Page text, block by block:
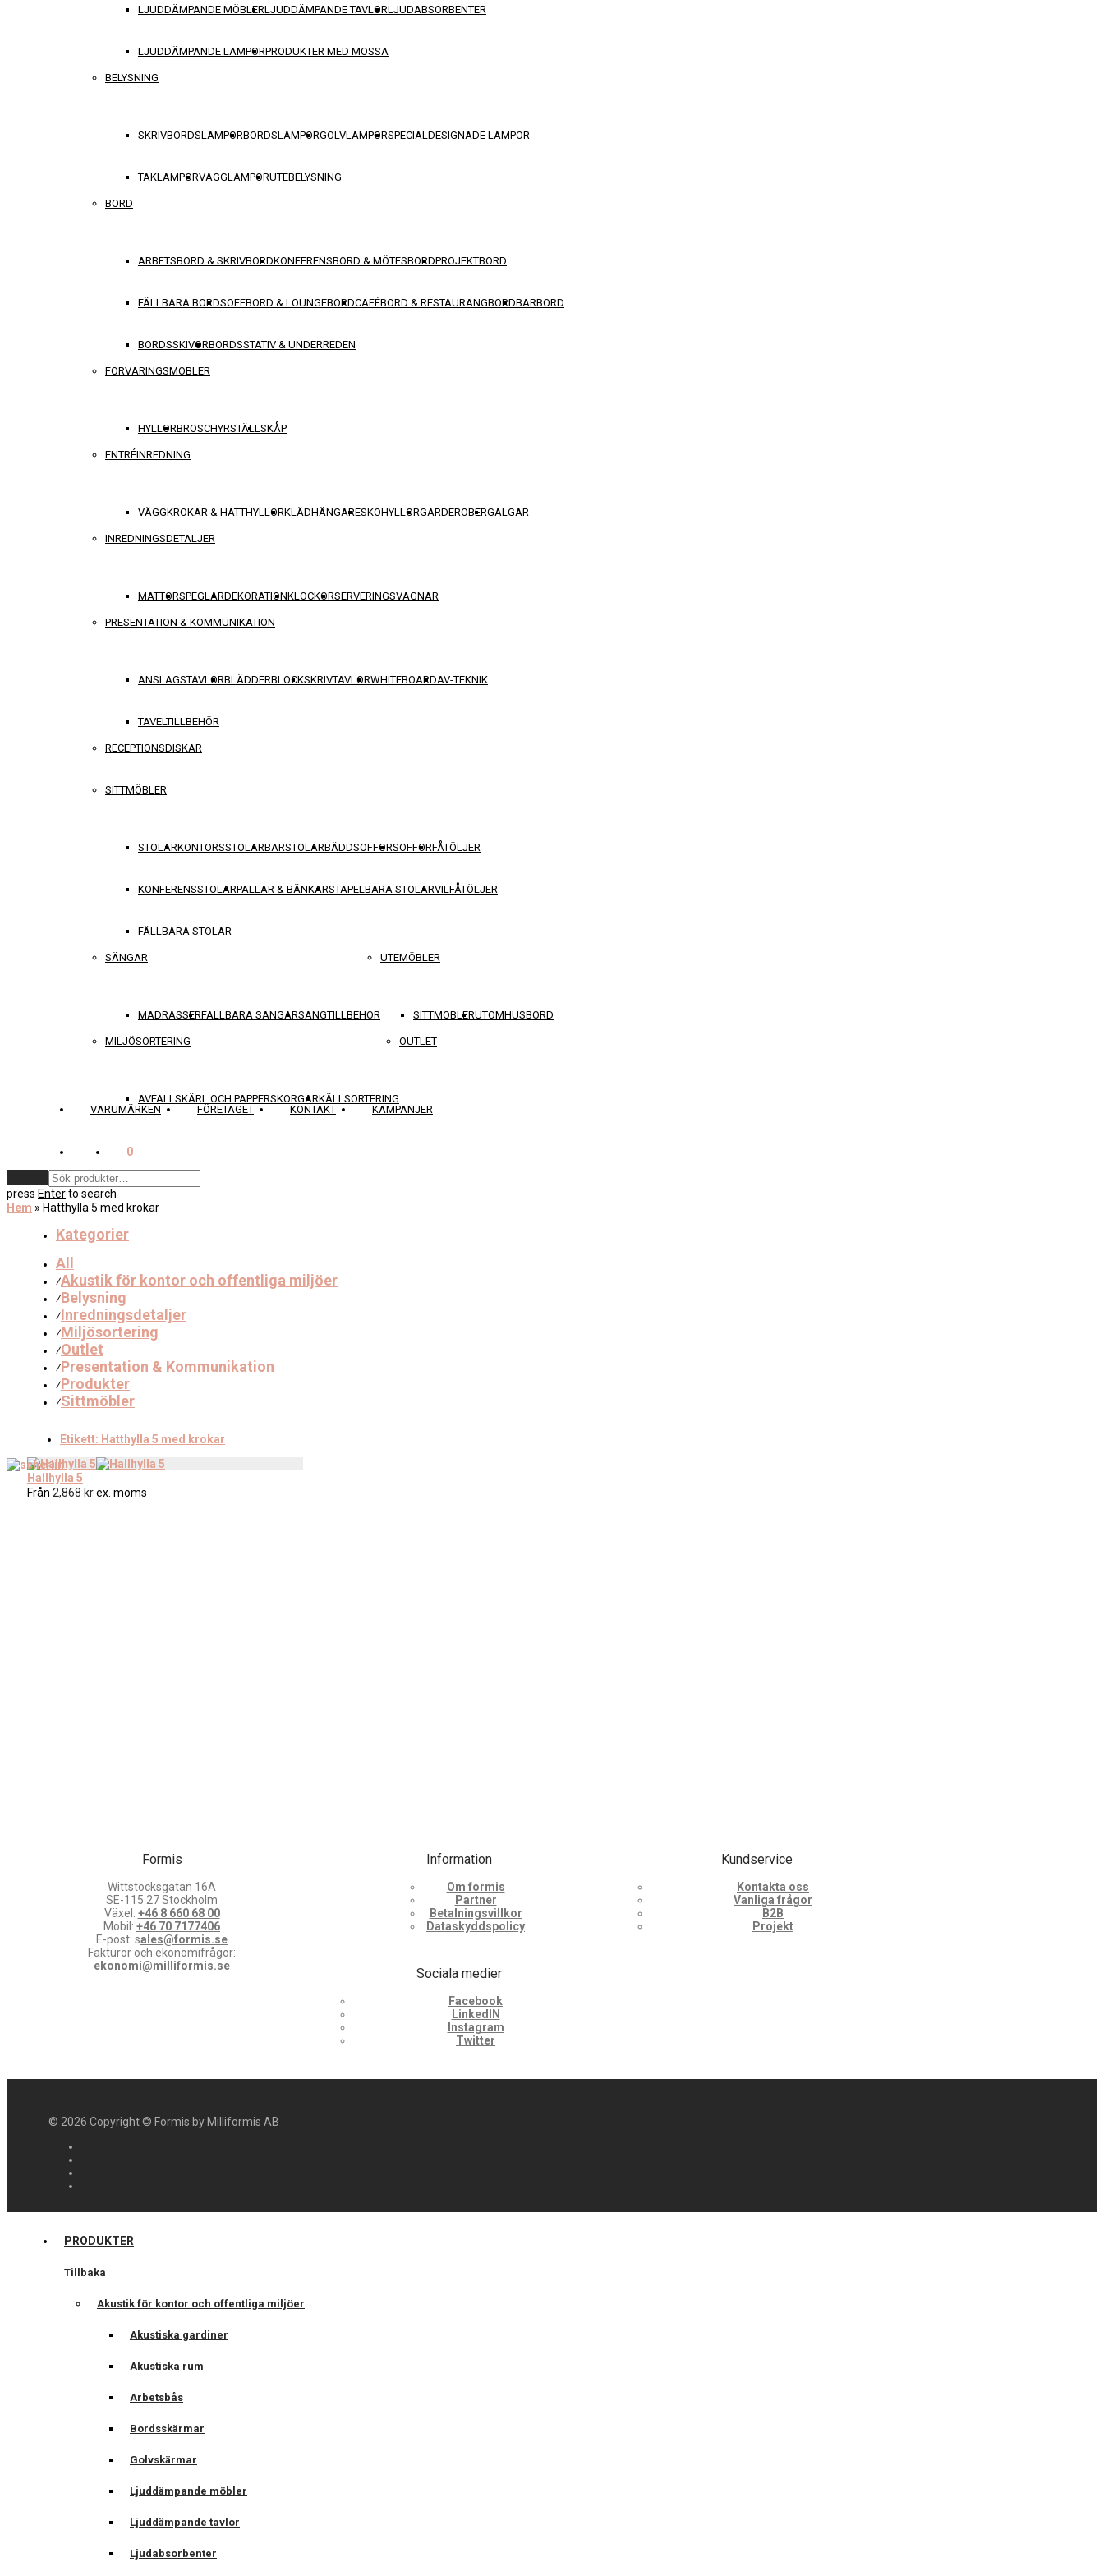
LJUDDÄMPANDE MÖBLERLJUDDÄMPANDE TAVLORLJUDABSORBENTER
LJUDDÄMPANDE LAMPORPRODUKTER MED MOSSA
BELYSNING
SKRIVBORDSLAMPORBORDSLAMPORGOLVLAMPORSPECIALDESIGNADE LAMPOR
TAKLAMPORVÄGGLAMPORUTEBELYSNING
BORD
ARBETSBORD & SKRIVBORDKONFERENSBORD & MÖTESBORDPROJEKTBORD
FÄLLBARA BORDSOFFBORD & LOUNGEBORDCAFÉBORD & RESTAURANGBORDBARBORD
BORDSSKIVORBORDSSTATIV & UNDERREDEN
FÖRVARINGSMÖBLER
HYLLORBROSCHYRSTÄLLSKÅP
ENTRÉINREDNING
VÄGGKROKAR & HATTHYLLORKLÄDHÄNGARESKOHYLLORGARDEROBERGALGAR
INREDNINGSDETALJER
MATTORSPEGLARDEKORATIONKLOCKORSERVERINGSVAGNAR
PRESENTATION & KOMMUNIKATION
ANSLAGSTAVLORBLÄDDERBLOCKSKRIVTAVLORWHITEBOARDAV-TEKNIK
TAVELTILLBEHÖR
RECEPTIONSDISKAR
SITTMÖBLER
STOLARKONTORSSTOLARBARSTOLARBÄDDSOFFORSOFFORFÅTÖLJER
KONFERENSSTOLARPALLAR & BÄNKARSTAPELBARA STOLARVILFÅTÖLJER
FÄLLBARA STOLAR
SÄNGAR
MADRASSERFÄLLBARA SÄNGARSÄNGTILLBEHÖR
UTEMÖBLER
SITTMÖBLERUTOMHUSBORD
MILJÖSORTERING
AVFALLSKÄRL OCH PAPPERSKORGARKÄLLSORTERING
OUTLET
VARUMÄRKEN FÖRETAGET KONTAKT KAMPANJER
0
press Enterto search
Hem » Hatthylla 5 med krokar
Kategorier
All
⁄Akustik för kontor och offentliga miljöer
⁄Belysning
⁄Inredningsdetaljer
⁄Miljösortering
⁄Outlet
⁄Presentation & Kommunikation
⁄Produkter
⁄Sittmöbler
Etikett: Hatthylla 5 med krokar
Hallhylla 5
Från 2,868 krex. moms
Formis
Wittstocksgatan 16A
SE-115 27 Stockholm
Växel: +46 8 660 68 00
Mobil: +46 70 7177406
E-post: sales@formis.se
Fakturor och ekonomifrågor:
ekonomi@milliformis.se
Information
Om formis
Partner
Betalningsvillkor
Dataskyddspolicy
Kundservice
Kontakta oss
Vanliga frågor
B2B
Projekt
Sociala medier
Facebook
LinkedIN
Instagram
Twitter
© 2026 Copyright © Formis by Milliformis AB
PRODUKTER
Tillbaka
Akustik för kontor och offentliga miljöer
Akustiska gardiner
Akustiska rum
Arbetsbås
Bordsskärmar
Golvskärmar
Ljuddämpande möbler
Ljuddämpande tavlor
Ljudabsorbenter